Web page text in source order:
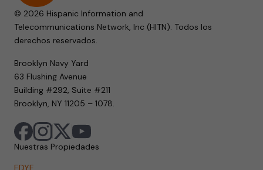
© 2026 Hispanic Information and
Telecommunications Network, Inc (HITN). Todos los
derechos reservados.
Brooklyn Navy Yard
63 Flushing Avenue
Building #292, Suite #211
Brooklyn, NY 11205 – 1078.
Nuestras Propiedades